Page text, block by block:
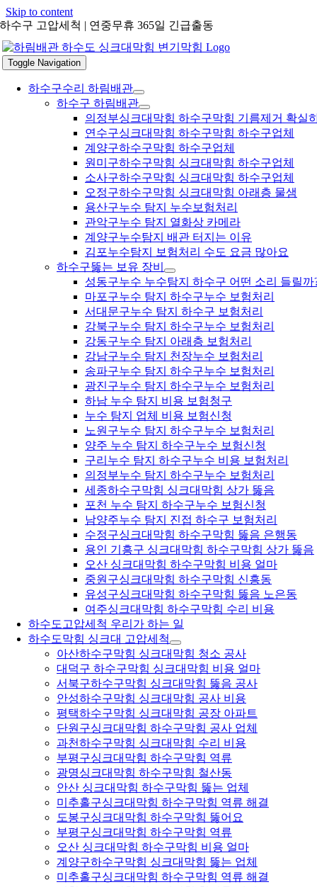
Skip to content
하수구 고압세척 | 연중무휴 365일 긴급출동
Toggle Navigation
하수구수리 하림배관
하수구 하림배관
의정부싱크대막힘 하수구막힘 기름제거 확실
연수구싱크대막힘 하수구막힘 하수구업체
계양구하수구막힘 하수구업체
원미구하수구막힘 싱크대막힘 하수구업체
소사구하수구막힘 싱크대막힘 하수구업체
오정구하수구막힘 싱크대막힘 아래층 물샘
용산구누수 탐지 누수보험처리
관악구누수 탐지 열화상 카메라
계양구누수탐지 배관 터지는 이유
김포누수탐지 보험처리 수도 요금 많아요
하수구뚫는 보유 장비
성동구누수 누수탐지 하수구 어떤 소리 들릴까
마포구누수 탐지 하수구누수 보험처리
서대문구누수 탐지 하수구 보험처리
강북구누수 탐지 하수구누수 보험처리
강동구누수 탐지 아래층 보험처리
강남구누수 탐지 천장누수 보험처리
송파구누수 탐지 하수구누수 보험처리
광진구누수 탐지 하수구누수 보험처리
하남 누수 탐지 비용 보험청구
누수 탐지 업체 비용 보험신청
노원구누수 탐지 하수구누수 보험처리
양주 누수 탐지 하수구누수 보험신청
구리누수 탐지 하수구누수 비용 보험처리
의정부누수 탐지 하수구누수 보험처리
세종하수구막힘 싱크대막힘 상가 뚫음
포천 누수 탐지 하수구누수 보험신청
남양주누수 탐지 진접 하수구 보험처리
수정구싱크대막힘 하수구막힘 뚫음 은행동
용인 기흥구 싱크대막힘 하수구막힘 상가 뚫음
오산 싱크대막힘 하수구막힘 비용 얼마
중원구싱크대막힘 하수구막힘 신흥동
유성구싱크대막힘 하수구막힘 뚫음 노은동
여주싱크대막힘 하수구막힘 수리 비용
하수도고압세척 우리가 하는 일
하수도막힘 싱크대 고압세척
아산하수구막힘 싱크대막힘 청소 공사
대덕구 하수구막힘 싱크대막힘 비용 얼마
서북구하수구막힘 싱크대막힘 뚫음 공사
안성하수구막힘 싱크대막힘 공사 비용
평택하수구막힘 싱크대막힘 공장 아파트
단원구싱크대막힘 하수구막힘 공사 업체
과천하수구막힘 싱크대막힘 수리 비용
부평구싱크대막힘 하수구막힘 역류
광명싱크대막힘 하수구막힘 철산동
안산 싱크대막힘 하수구막힘 뚫는 업체
미추홀구싱크대막힘 하수구막힘 역류 해결
도봉구싱크대막힘 하수구막힘 뚫어요
부평구싱크대막힘 하수구막힘 역류
오산 싱크대막힘 하수구막힘 비용 얼마
계양구하수구막힘 싱크대막힘 뚫는 업체
미추홀구싱크대막힘 하수구막힘 역류 해결